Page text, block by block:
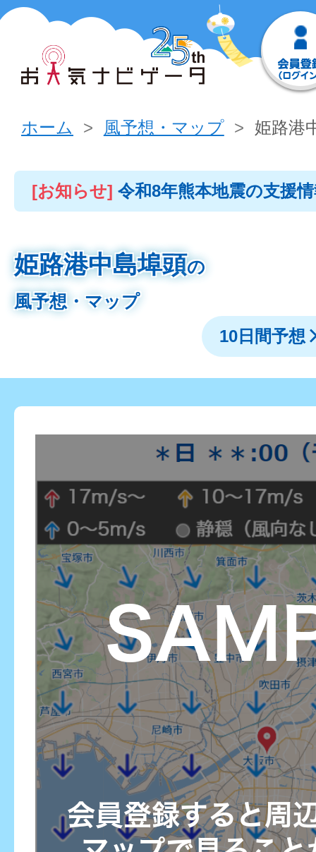
ホーム 風予想・マップ 姫路港
[お知らせ] 令和8年熊本地震の支援
姫路港中島埠頭の
風予想・マップ
10日間予想